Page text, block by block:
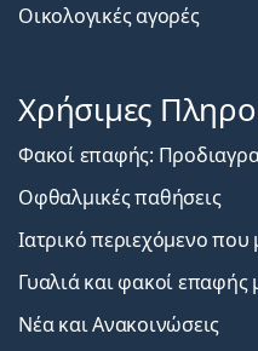
Οικολογικές αγορές
Χρήσιμες
Φακοί επαφής:
Οφθαλμικές παθήσεις
Ιατρικό περιεχόμενο που
Γυαλιά και φακοί
Νέα και Ανακοινώσεις